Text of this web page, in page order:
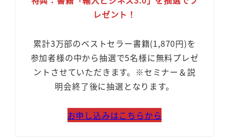
レゼント！
累計3万部のベストセラー書籍(1,870円)を
参加者様の中から抽選で5名様に無料プレゼ
ントさせていただきます。※セミナー＆説
明会終了後に抽選となります。
お申し込みはこちらから